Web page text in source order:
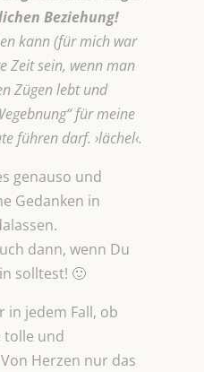
Beziehung!
kann (für mich war
Zeit sein, wenn man
Zügen lebt und
für meine
führen darf. ›lächel‹.
genauso und
Gedanken in
dann, wenn Du
solltest! 🙂
in jedem Fall, ob
tolle und
Herzen nur das